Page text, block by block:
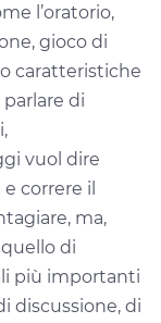
l’oratorio,
gioco di
caratteristiche
di
vuol dire
correre il
ma,
di
più importanti
discussione, di